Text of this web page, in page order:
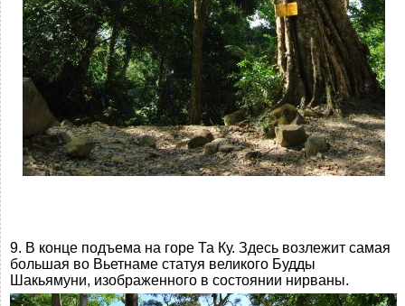
9. В конце подъема на горе Та Ку. Здесь возлежит самая
большая во Вьетнаме статуя великого Будды
Шакьямуни, изображенного в состоянии нирваны.